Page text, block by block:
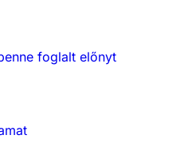
foglalt előnyt